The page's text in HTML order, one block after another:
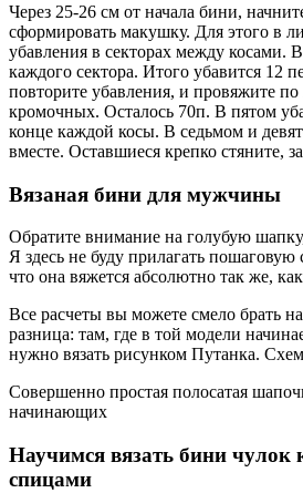
Через 25-26 см от начала бини,
сформировать макушку. Для этого в
убавления в секторах между косами.
каждого сектора. Итого убавится 12
повторите убавления, и провяжите по
кромочных. Осталось 70п. В пятом
конце каждой косы. В седьмом и
вместе. Оставшиеся крепко стяните,
Вязаная бини для мужчины
Обратите внимание на голубую
Я здесь не буду прилагать пошаговую
что она вяжется абсолютно так же,
Все расчеты вы можете смело брать
разница: там, где в той модели
нужно вязать рисунком Путанка.
Совершенно простая полосатая
начинающих
Научимся вязать бини чулок
спицами